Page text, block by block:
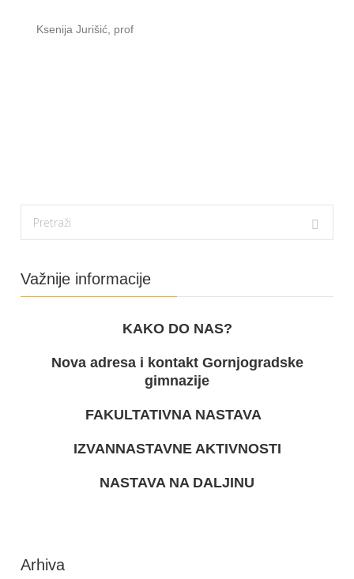
Ksenija Jurišić, prof
Važnije informacije
KAKO DO NAS?
Nova adresa i kontakt Gornjogradske
gimnazije
FAKULTATIVNA NASTAVA
IZVANNASTAVNE AKTIVNOSTI
NASTAVA NA DALJINU
Arhiva